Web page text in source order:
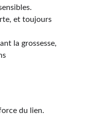
, et toujours
la grossesse,
du lien.